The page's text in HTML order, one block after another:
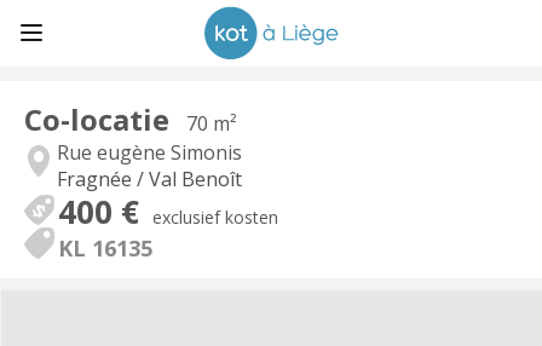
Co-locatie
70 m²
Rue eugène Simonis
Fragnée / Val Benoît
400 € exclusief kosten
KL 16135